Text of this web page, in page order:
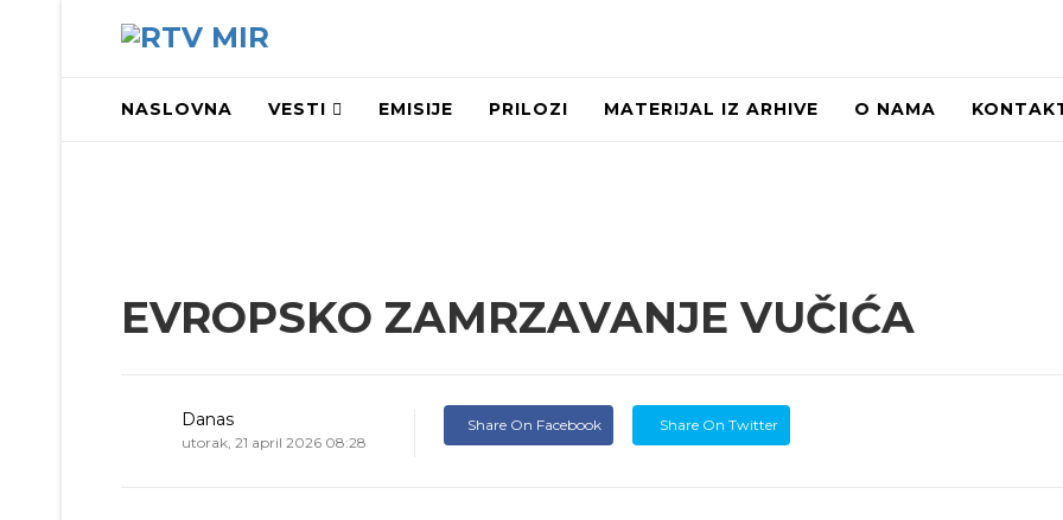
NASLOVNA VESTI EMISIJE PRILOZI MATERIJAL IZ ARHIVE O NAMA
EVROPSKO ZAMRZAVANJE VUČIĆA
Danas
utorak, 21 april 2026 08:28
Share On Facebook Share On Twitter